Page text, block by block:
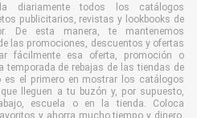
diariamente todos los catálogos
publicitarios, revistas y lookbooks de
De esta manera, te mantenemos
las promociones, descuentos y ofertas
fácilmente esa oferta, promoción o
temporada de rebajas de las tiendas de
el primero en mostrar los catálogos
lleguen a tu buzón y, por supuesto,
escuela o en la tienda. Coloca
y ahorra mucho tiempo y dinero.